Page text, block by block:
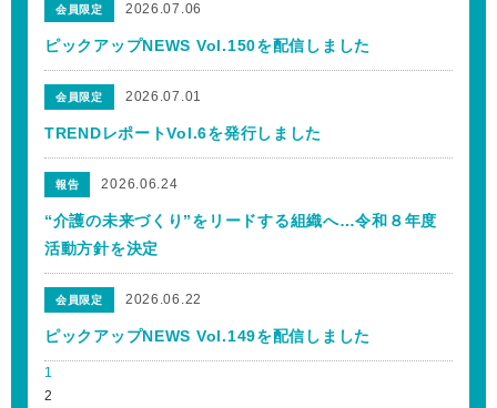
会員限定 2026.07.06
ピックアップNEWS Vol.150を配信しました
会員限定 2026.07.01
TRENDレポートVol.6を発行しました
報告 2026.06.24
“介護の未来づくり”をリードする組織へ…令和８年度
活動方針を決定
会員限定 2026.06.22
ピックアップNEWS Vol.149を配信しました
1
2